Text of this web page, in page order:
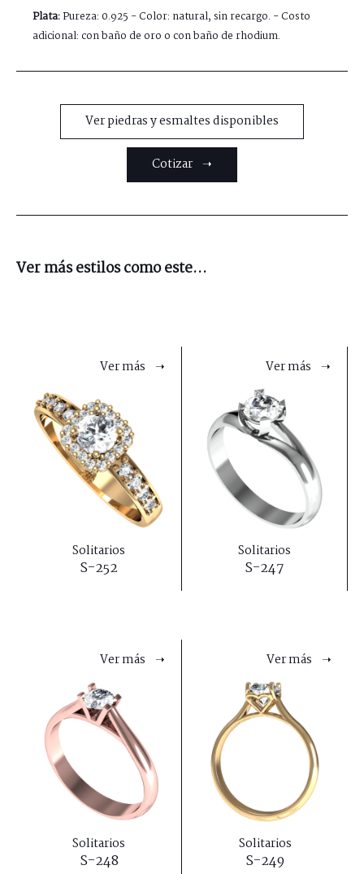
Plata:Pureza: 0.925 - Color: natural, sin recargo. - Costo
adicional: con baño de oro o con baño de rhodium.
Ver piedras y esmaltes disponibles
Cotizar ➝
Ver más estilos como este...
Ver más ➝
Solitarios
S-252
Ver más ➝
Solitarios
S-247
Ver más ➝
Solitarios
S-248
Ver más ➝
Solitarios
S-249